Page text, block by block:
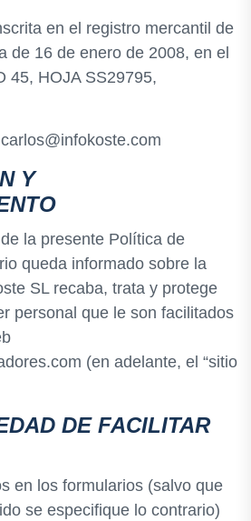
en el registro mercantil de
de 16 de enero de 2008, en el
45, HOJA SS29795,
Y
la presente Política de
queda informado sobre la
SL recaba, trata y protege
personal que le son facilitados
(en adelante, el “sitio
DE FACILITAR
en los formularios (salvo que
se especifique lo contrario)